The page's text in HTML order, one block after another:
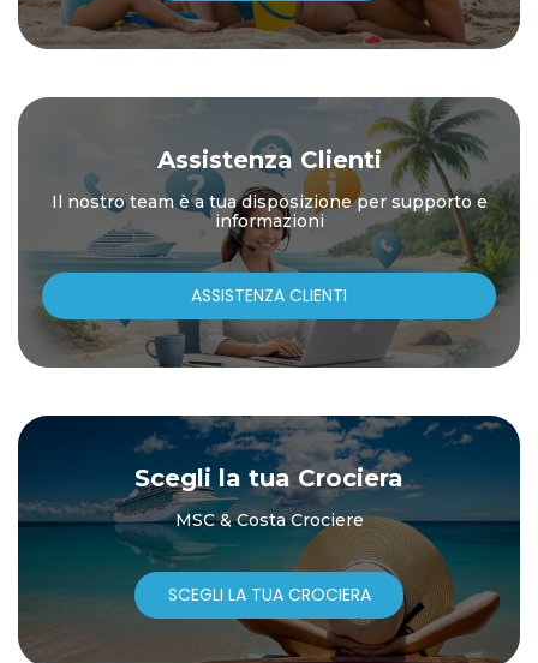
Assistenza Clienti
Il nostro team è a tua disposizione per supporto e
informazioni
ASSISTENZA CLIENTI
Scegli la tua Crociera
MSC & Costa Crociere
SCEGLI LA TUA CROCIERA